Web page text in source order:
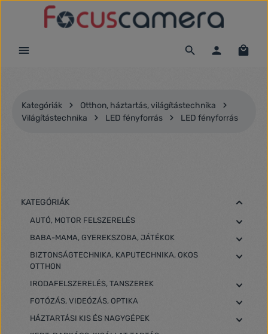
Ugrás a fő tartalomra
Kategóriák
Otthon, háztartás, világítástechnika
Világítástechnika
LED fényforrás LED fényforrás
KATEGÓRIÁK
AUTÓ, MOTOR FELSZERELÉS
BABA-MAMA, GYEREKSZOBA, JÁTÉKOK
BIZTONSÁGTECHNIKA, KAPUTECHNIKA, OKOS
OTTHON
IRODAFELSZERELÉS, TANSZEREK
FOTÓZÁS, VIDEÓZÁS, OPTIKA
HÁZTARTÁSI KIS ÉS NAGYGÉPEK